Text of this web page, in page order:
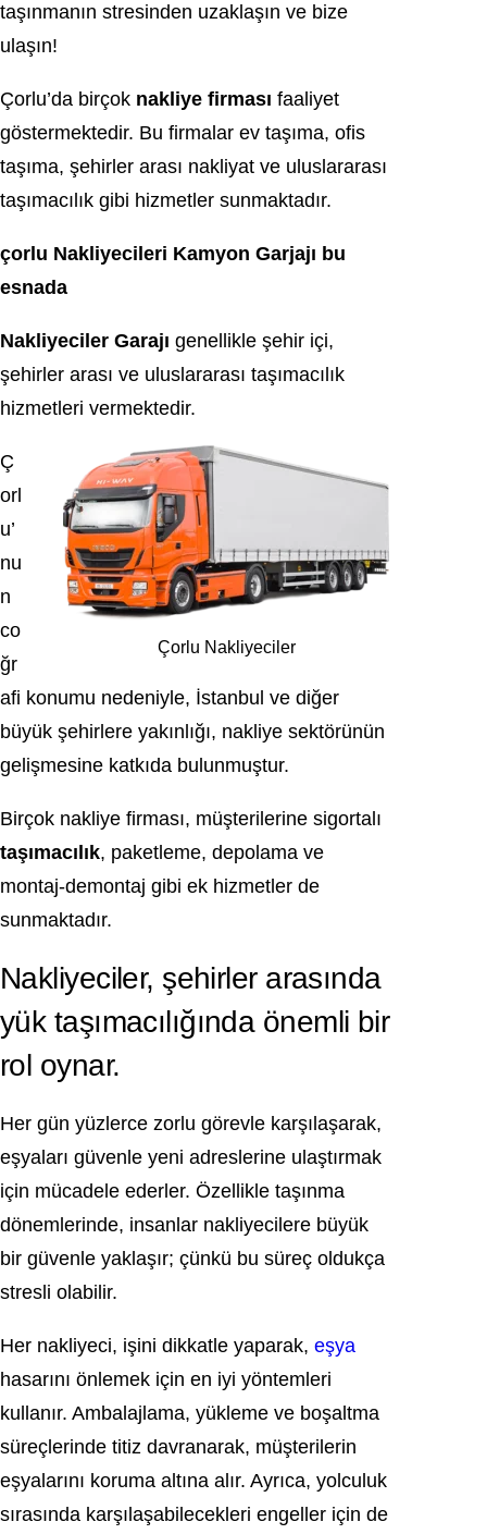
taşınmanın stresinden uzaklaşın ve bize
ulaşın!
Çorlu’da birçok nakliye firması faaliyet
göstermektedir. Bu firmalar ev taşıma, ofis
taşıma, şehirler arası nakliyat ve uluslararası
taşımacılık gibi hizmetler sunmaktadır.
çorlu Nakliyecileri Kamyon Garjajı bu
esnada
Nakliyeciler Garajı genellikle şehir içi,
şehirler arası ve uluslararası taşımacılık
hizmetleri vermektedir.
Çorlu Nakliyeciler
Ç
orl
u’
nu
n
co
ğr
afi konumu nedeniyle, İstanbul ve diğer
büyük şehirlere yakınlığı, nakliye sektörünün
gelişmesine katkıda bulunmuştur.
Birçok nakliye firması, müşterilerine sigortalı
taşımacılık, paketleme, depolama ve
montaj-demontaj gibi ek hizmetler de
sunmaktadır.
Nakliyeciler, şehirler arasında
yük taşımacılığında önemli bir
rol oynar.
Her gün yüzlerce zorlu görevle karşılaşarak,
eşyaları güvenle yeni adreslerine ulaştırmak
için mücadele ederler. Özellikle taşınma
dönemlerinde, insanlar nakliyecilere büyük
bir güvenle yaklaşır; çünkü bu süreç oldukça
stresli olabilir.
Her nakliyeci, işini dikkatle yaparak, eşya
hasarını önlemek için en iyi yöntemleri
kullanır. Ambalajlama, yükleme ve boşaltma
süreçlerinde titiz davranarak, müşterilerin
eşyalarını koruma altına alır. Ayrıca, yolculuk
sırasında karşılaşabilecekleri engeller için de